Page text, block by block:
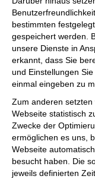
bestimmten
gespeichert werden.
unsere Dienste in
erkannt, dass Sie
und Einstellungen
einmal eingeben zu
Zum anderen
Webseite statistisch
Zwecke der
ermöglichen es uns,
Webseite
besucht haben. Die
jeweils definierten